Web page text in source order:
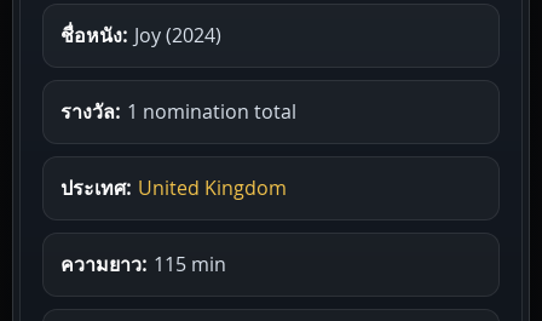
ชื่อหนัง: Joy (2024)
รางวัล: 1 nomination total
ประเทศ: United Kingdom
ความยาว: 115 min